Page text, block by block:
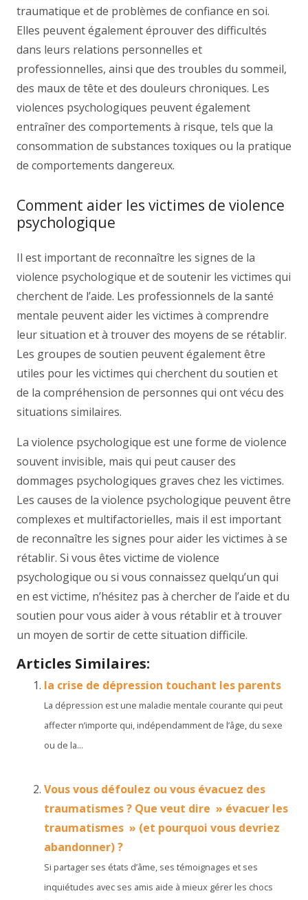
traumatique et de problèmes de confiance en soi.
Elles peuvent également éprouver des difficultés
dans leurs relations personnelles et
professionnelles, ainsi que des troubles du sommeil,
des maux de tête et des douleurs chroniques. Les
violences psychologiques peuvent également
entraîner des comportements à risque, tels que la
consommation de substances toxiques ou la pratique
de comportements dangereux.
Comment aider les victimes de violence
psychologique
Il est important de reconnaître les signes de la
violence psychologique et de soutenir les victimes qui
cherchent de l’aide. Les professionnels de la santé
mentale peuvent aider les victimes à comprendre
leur situation et à trouver des moyens de se rétablir.
Les groupes de soutien peuvent également être
utiles pour les victimes qui cherchent du soutien et
de la compréhension de personnes qui ont vécu des
situations similaires.
La violence psychologique est une forme de violence
souvent invisible, mais qui peut causer des
dommages psychologiques graves chez les victimes.
Les causes de la violence psychologique peuvent être
complexes et multifactorielles, mais il est important
de reconnaître les signes pour aider les victimes à se
rétablir. Si vous êtes victime de violence
psychologique ou si vous connaissez quelqu’un qui
en est victime, n’hésitez pas à chercher de l’aide et du
soutien pour vous aider à vous rétablir et à trouver
un moyen de sortir de cette situation difficile.
Articles Similaires:
la crise de dépression touchant les parents
La dépression est une maladie mentale courante qui peut
affecter n’importe qui, indépendamment de l’âge, du sexe
ou de la...
Vous vous défoulez ou vous évacuez des
traumatismes ? Que veut dire » évacuer les
traumatismes » (et pourquoi vous devriez
abandonner) ?
Si partager ses états d’âme, ses témoignages et ses
inquiétudes avec ses amis aide à mieux gérer les chocs